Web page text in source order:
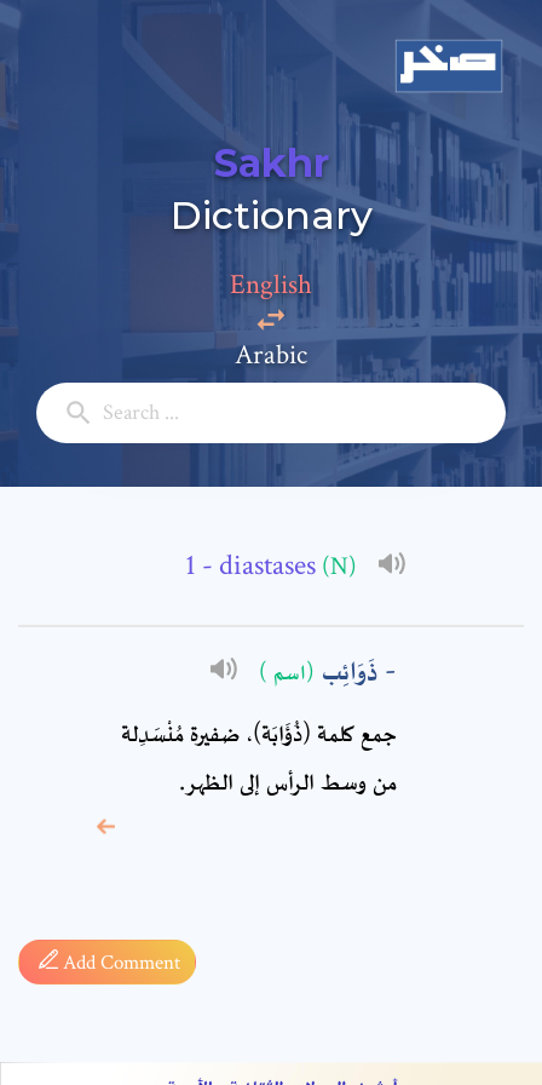
Sakhr
Dictionary
English
Arabic
- diastases (N)
ذَوَائِب (اسم )
جمع كلمة (ذُؤَابَة)، ضفيرة مُنْسَدِلة
من وسط الرأس إلى الظهر.
Add Comment
Add a comment
Full Name: *
Comment: *